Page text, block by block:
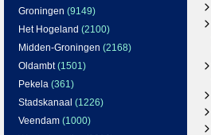
Groningen (9149)
Het Hogeland (2100)
Midden-Groningen (2168)
Oldambt(1501)
Pekela (361)
Stadskanaal (1226)
Veendam (1000)